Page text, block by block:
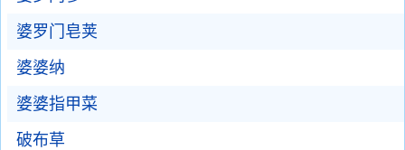
婆罗门皂荚
婆婆纳
婆婆指甲菜
破布草